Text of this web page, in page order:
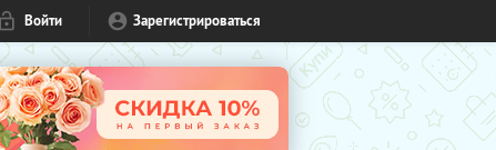
Войти Зарегистрироваться